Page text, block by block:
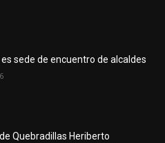
sede de encuentro de alcaldes
Quebradillas Heriberto